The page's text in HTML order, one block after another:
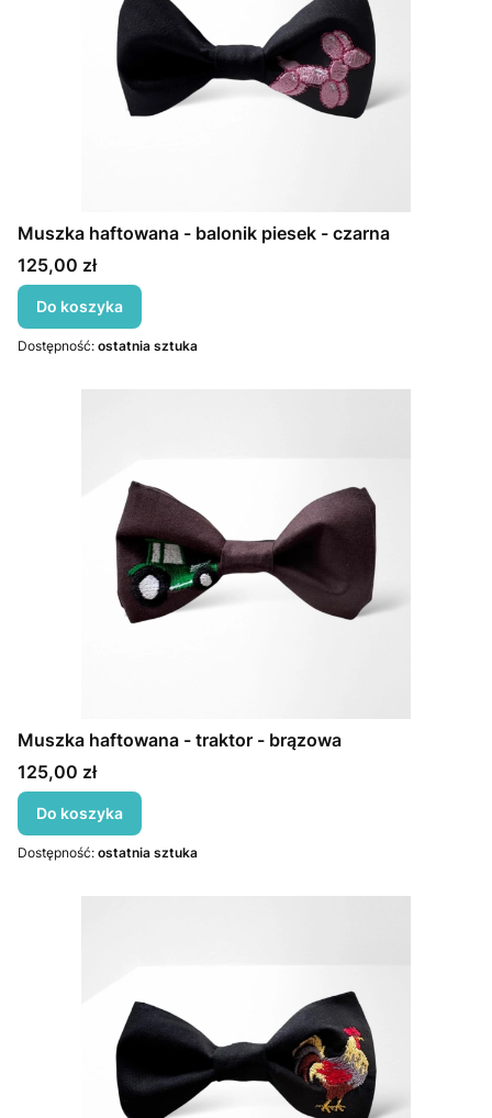
Muszka haftowana - balonik piesek - czarna
Cena
125,00 zł
Do koszyka
Dostępność: ostatnia sztuka
Muszka haftowana - traktor - brązowa
Cena
125,00 zł
Do koszyka
Dostępność: ostatnia sztuka